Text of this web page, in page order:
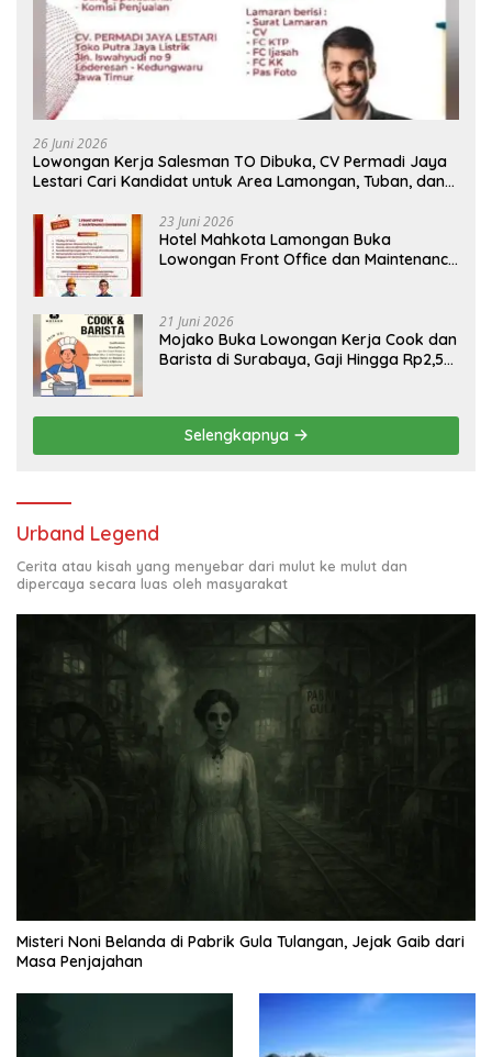
26 Juni 2026
Lowongan Kerja Salesman TO Dibuka, CV Permadi Jaya
Lestari Cari Kandidat untuk Area Lamongan, Tuban, dan
23 Juni 2026
Hotel Mahkota Lamongan Buka
Lowongan Front Office dan Maintenance
21 Juni 2026
Mojako Buka Lowongan Kerja Cook dan
Barista di Surabaya, Gaji Hingga Rp2,5
Selengkapnya
Urband Legend
Cerita atau kisah yang menyebar dari mulut ke mulut dan
dipercaya secara luas oleh masyarakat
Misteri Noni Belanda di Pabrik Gula Tulangan, Jejak Gaib dari
Masa Penjajahan